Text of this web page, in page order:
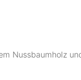
Nussbaumholz